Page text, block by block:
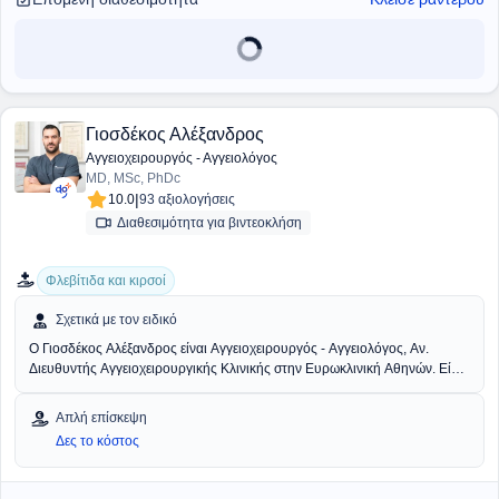
Vascular Society of Great Britain and Ireland, της Ελληνικής
Αγγειοχειρουργικής Εταιρείας, της Ελληνικής Χειρουργικής Εταιρείας και
Γιοσδέκος Αλέξανδρος
Αγγειοχειρουργός - Αγγειολόγος
MD, MSc, PhDc
10.0|93 αξιολογήσεις
Διαθεσιμότητα για βιντεοκλήση
Φλεβίτιδα και κιρσοί
Σχετικά με τον ειδικό
Ο Γιοσδέκος Αλέξανδρος είναι Αγγειοχειρουργός - Αγγειολόγος, Αν.
Διευθυντής Αγγειοχειρουργικής Κλινικής στην Ευρωκλινική Αθηνών. Είναι
ιατρείο στην οδό Βασ. Σοφιάς 104, στην Πλατεία Μαβίλη. Το 2016 μετέβη
στο Ηνωμένο Βασίλειο όπου ειδικεύθηκε στην Αγγειακή και Ενδαγγειακή
Χειρουργική. Πιο συγκεκριμένα, εργάσθηκε αρχικά ως Clinical Fellow in
Vascular and Endovascular Surgery στο University Hospital of South
Απλή επίσκεψη
Δες το κόστος